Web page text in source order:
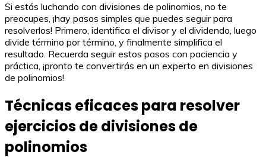
Si estás luchando con divisiones de polinomios, no te
preocupes, ¡hay pasos simples que puedes seguir para
resolverlos! Primero, identifica el divisor y el dividendo, luego
divide término por término, y finalmente simplifica el
resultado. Recuerda seguir estos pasos con paciencia y
práctica, ¡pronto te convertirás en un experto en divisiones
de polinomios!
Técnicas eficaces para resolver
ejercicios de divisiones de
polinomios